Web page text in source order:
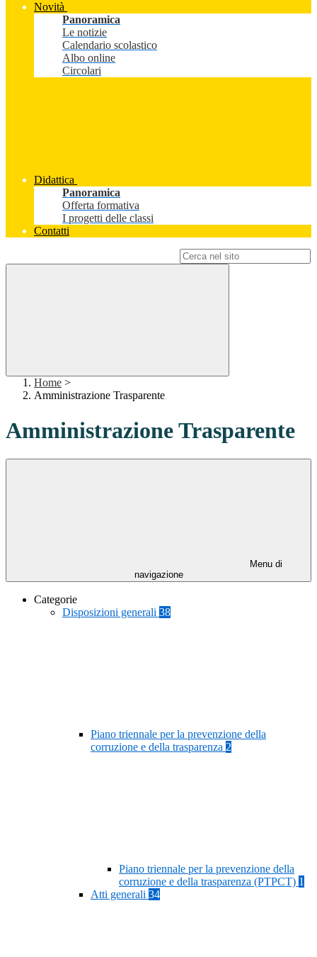
Novità
Panoramica
Le notizie
Calendario scolastico
Albo online
Circolari
Didattica
Panoramica
Offerta formativa
I progetti delle classi
Contatti
Home >
Amministrazione Trasparente
Amministrazione Trasparente
Menu di
navigazione
Categorie
Disposizioni generali 38
Piano triennale per la prevenzione della
corruzione e della trasparenza 2
Piano triennale per la prevenzione della
corruzione e della trasparenza (PTPCT) 1
Atti generali 34